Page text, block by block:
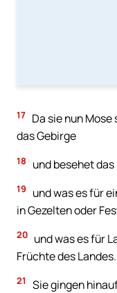
17 Da sie nun
das Gebirge
18 und besehet
19
und was es für
in Gezelten oder
20 und was es für
Früchte des
21 Sie gingen